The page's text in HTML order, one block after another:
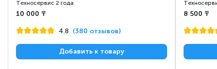
Техносервис 2 года
10 000 ₸
4.8 (380 отзывов)
Добавить к товару
8 500 ₸